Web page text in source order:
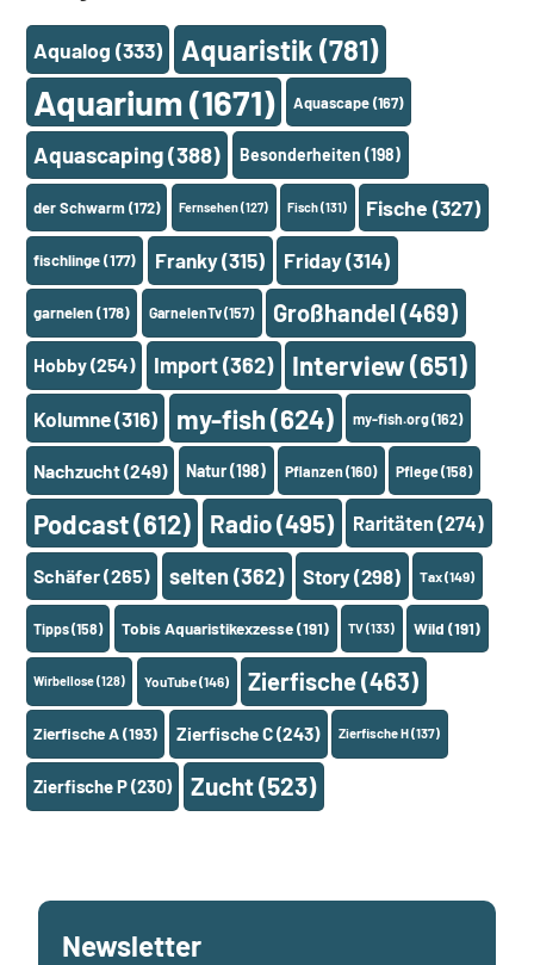
Aqualog (333) Aquaristik (781)
Aquarium (1671) Aquascape(167)
Aquascaping(388) Besonderheiten (198)
der Schwarm(172) Fernsehen(127) Fisch(131) Fische (327)
fischlinge(177) Franky(315) Friday(314)
garnelen(178) GarnelenTv(157) Großhandel (469)
Hobby(254) Import(362) Interview(651)
Kolumne(316) my-fish(624) my-fish.org(162)
Nachzucht(249) Natur(198) Pflanzen(160) Pflege(158)
Podcast(612) Radio(495) Raritäten (274)
Schäfer(265) selten (362) Story (298) Tax(149)
Tipps(158) Tobis Aquaristikexzesse(191) TV(133) Wild (191)
Wirbellose(128) YouTube(146) Zierfische(463)
Zierfische A(193) Zierfische C(243) Zierfische H(137)
Zierfische P(230) Zucht(523)
Newsletter